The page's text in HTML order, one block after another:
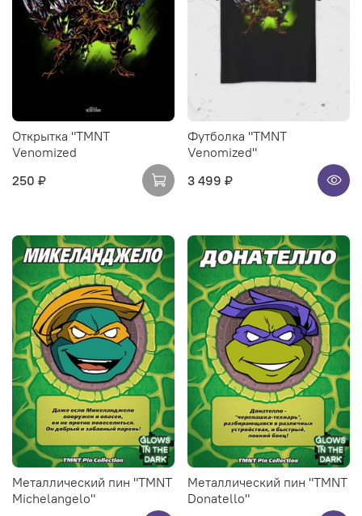
Открытка "TMNT
Venomized
250 ₽
Футболка "TMNT
Venomized"
3 499 ₽
Металлический пин "TMNT
Michelangelo"
Металлический пин "TMNT
Donatello"